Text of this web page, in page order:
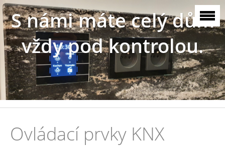
S námi máte celý dům
vždy pod kontrolou.
Ovládací prvky KNX